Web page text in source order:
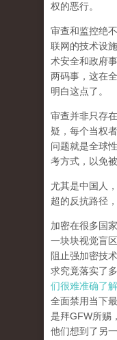
权的恶行。
审查和监控绝
联网的技术设
术安全和政府
两码事，这在
明白这点了。
审查并非只存
疑，每个当权
问题就是全球
考方式，以免
尤其是中国人
超的反抗路径
加密在很多国
一块块视觉盲
阻止强加密技
求究竟落实了多
们很难准确了解
全面禁用当下
是拜GFW所赐
他们想到了另